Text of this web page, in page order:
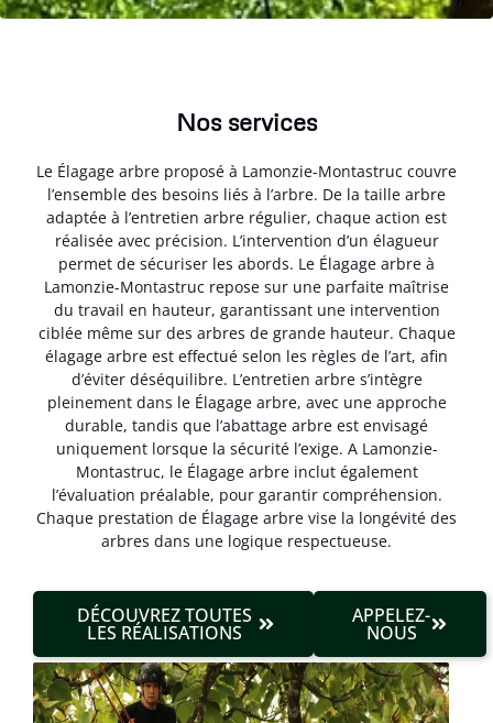
Nos services
Le Élagage arbre proposé à Lamonzie-Montastruc couvre
l’ensemble des besoins liés à l’arbre. De la taille arbre
adaptée à l’entretien arbre régulier, chaque action est
réalisée avec précision. L’intervention d’un élagueur
permet de sécuriser les abords. Le Élagage arbre à
Lamonzie-Montastruc repose sur une parfaite maîtrise
du travail en hauteur, garantissant une intervention
ciblée même sur des arbres de grande hauteur. Chaque
élagage arbre est effectué selon les règles de l’art, afin
d’éviter déséquilibre. L’entretien arbre s’intègre
pleinement dans le Élagage arbre, avec une approche
durable, tandis que l’abattage arbre est envisagé
uniquement lorsque la sécurité l’exige. A Lamonzie-
Montastruc, le Élagage arbre inclut également
l’évaluation préalable, pour garantir compréhension.
Chaque prestation de Élagage arbre vise la longévité des
arbres dans une logique respectueuse.
DÉCOUVREZ TOUTES
LES RÉALISATIONS
APPELEZ-
NOUS